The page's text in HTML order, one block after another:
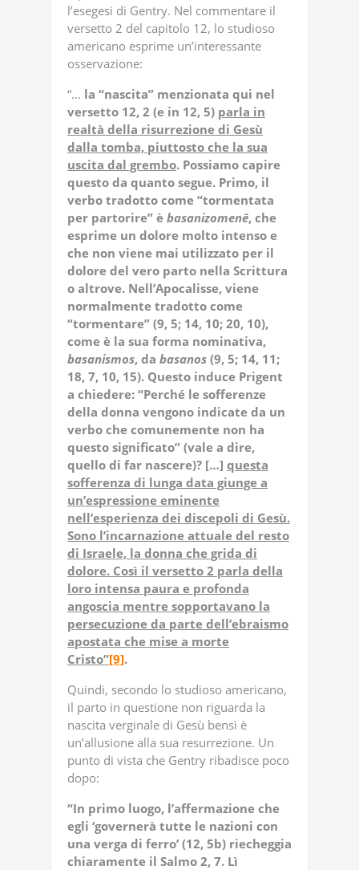
l’esegesi di Gentry. Nel commentare il
versetto 2 del capitolo 12, lo studioso
americano esprime un’interessante
osservazione:
“… la “nascita” menzionata qui nel
versetto 12, 2 (e in 12, 5) parla in
realtà della risurrezione di Gesù
dalla tomba, piuttosto che la sua
uscita dal grembo. Possiamo capire
questo da quanto segue. Primo, il
verbo tradotto come “tormentata
per partorire” è basanizomenē, che
esprime un dolore molto intenso e
che non viene mai utilizzato per il
dolore del vero parto nella Scrittura
o altrove. Nell’Apocalisse, viene
normalmente tradotto come
“tormentare” (9, 5; 14, 10; 20, 10),
come è la sua forma nominativa,
basanismos, da basanos (9, 5; 14, 11;
18, 7, 10, 15). Questo induce Prigent
a chiedere: “Perché le sofferenze
della donna vengono indicate da un
verbo che comunemente non ha
questo significato” (vale a dire,
quello di far nascere)? […] questa
sofferenza di lunga data giunge a
un’espressione eminente
nell’esperienza dei discepoli di Gesù.
Sono l’incarnazione attuale del resto
di Israele, la donna che grida di
dolore. Così il versetto 2 parla della
loro intensa paura e profonda
angoscia mentre sopportavano la
persecuzione da parte dell’ebraismo
apostata che mise a morte
Cristo”[9].
Quindi, secondo lo studioso americano,
il parto in questione non riguarda la
nascita verginale di Gesù bensì è
un’allusione alla sua resurrezione. Un
punto di vista che Gentry ribadisce poco
dopo:
“In primo luogo, l’affermazione che
egli ‘governerà tutte le nazioni con
una verga di ferro’ (12, 5b) riecheggia
chiaramente il Salmo 2, 7. Lì